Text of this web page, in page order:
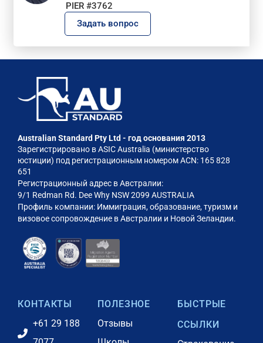
PIER #3762
Задать вопрос
Australian Standard Pty Ltd - год основания 2013
Зарегистрировано в ASIC Australia (министерство
юстиции) под регистрационным номером ACN: 165 828
651
Регистрационный адрес в Австралии:
9/1 Redman Rd. Dee Why NSW 2099 AUSTRALIA
Профиль компании: Иммиграция, образование, туризм и
визовое сопровождение в Австралии и Новой Зеландии.
КОНТАКТЫ
+61 29 188
ПОЛЕЗНОЕ
Отзывы
БЫСТРЫЕ
ССЫЛКИ